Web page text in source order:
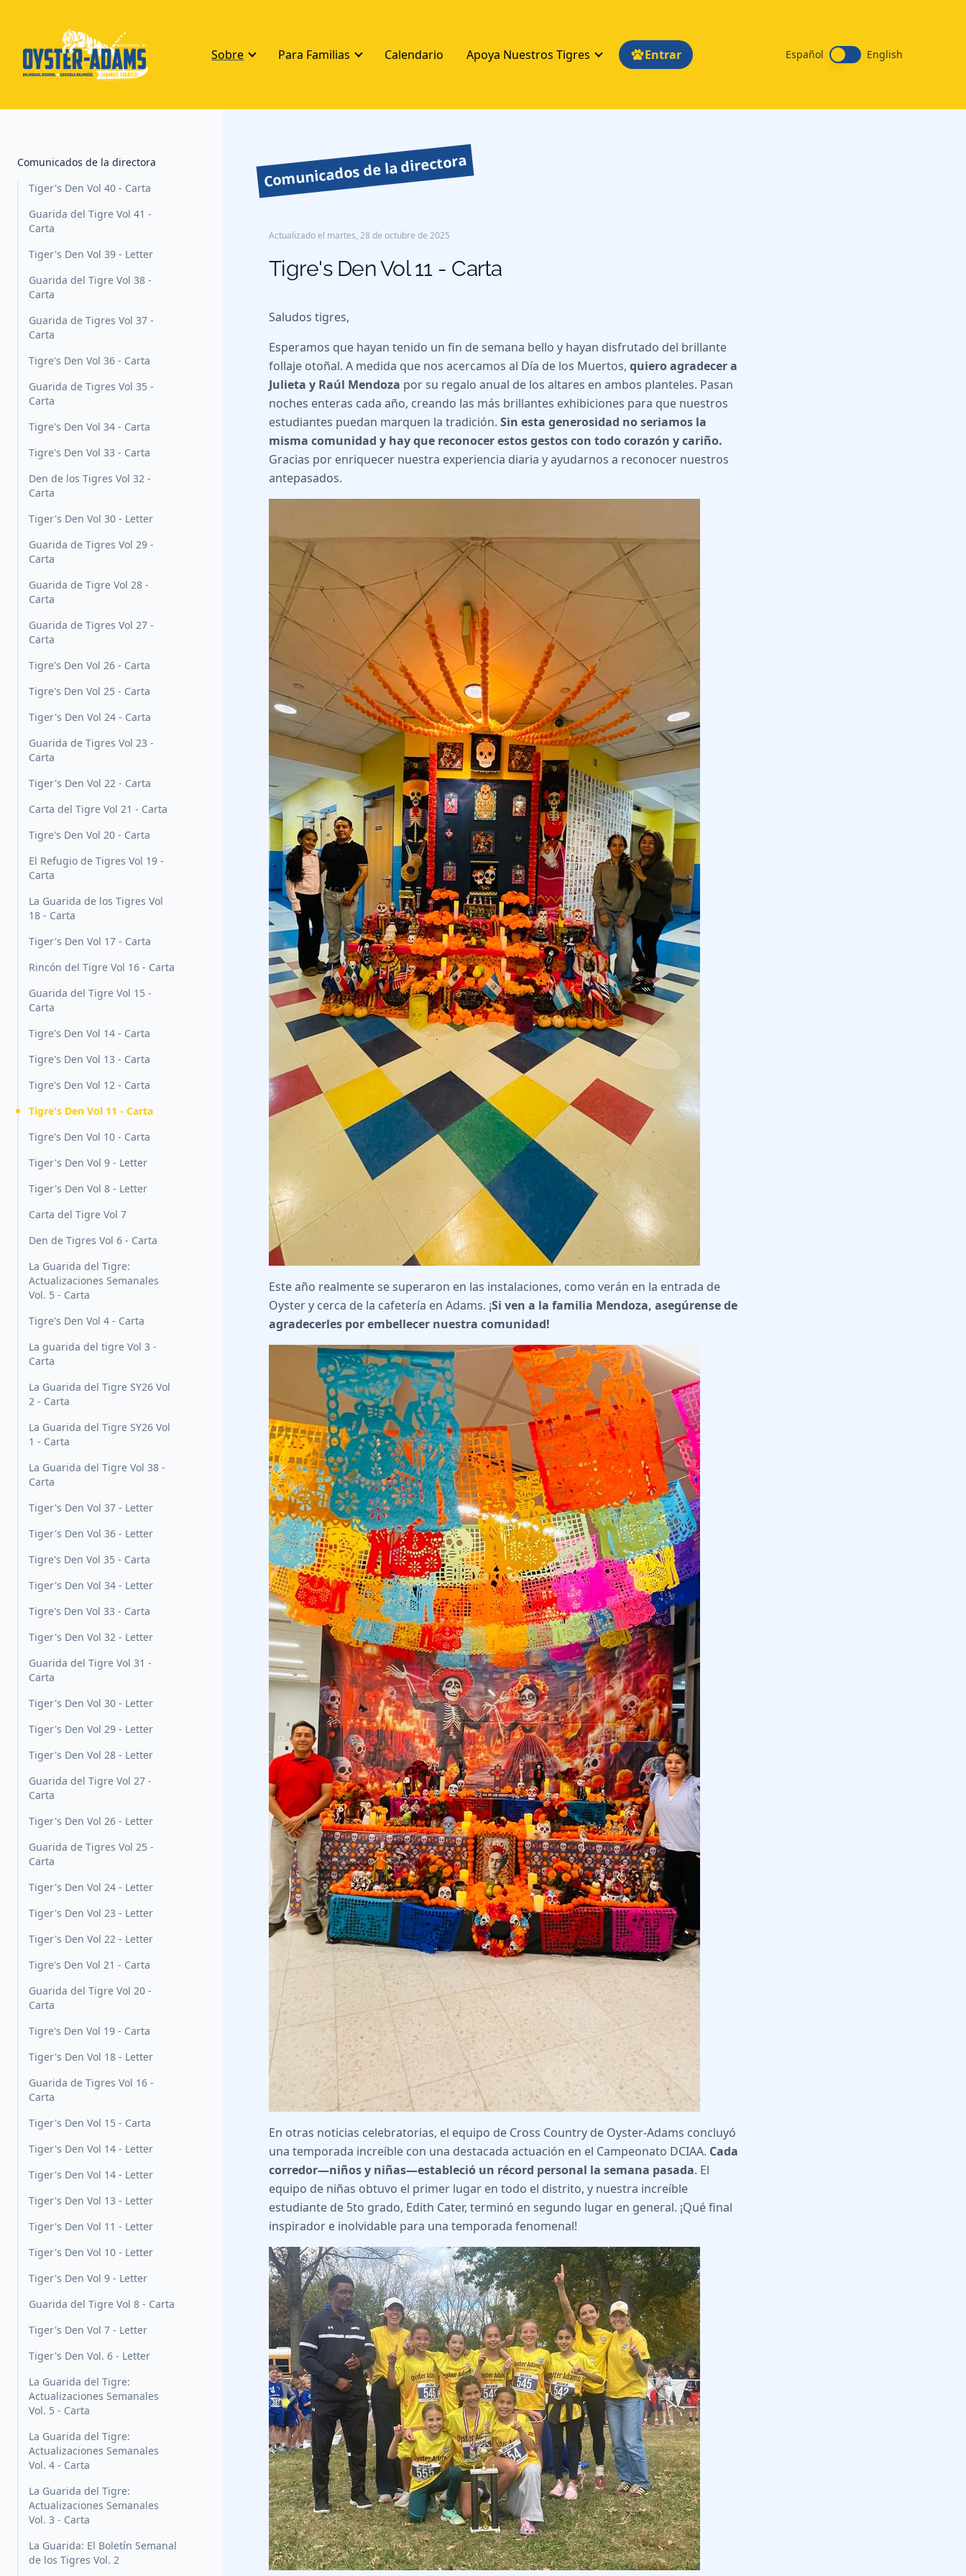
Sobre Para Familias Calendario Apoya Nuestros Tigres Entrar Español English
Comunicados de la directora
Tiger's Den Vol 40 - Carta
Guarida del Tigre Vol 41 -
Carta
Tiger's Den Vol 39 - Letter
Guarida del Tigre Vol 38 -
Carta
Guarida de Tigres Vol 37 -
Carta
Tigre's Den Vol 36 - Carta
Guarida de Tigres Vol 35 -
Carta
Tigre's Den Vol 34 - Carta
Tigre's Den Vol 33 - Carta
Den de los Tigres Vol 32 -
Carta
Tiger's Den Vol 30 - Letter
Guarida de Tigres Vol 29 -
Carta
Guarida de Tigre Vol 28 -
Carta
Guarida de Tigres Vol 27 -
Carta
Tigre's Den Vol 26 - Carta
Tigre's Den Vol 25 - Carta
Tiger's Den Vol 24 - Carta
Guarida de Tigres Vol 23 -
Carta
Tiger's Den Vol 22 - Carta
Carta del Tigre Vol 21 - Carta
Tigre's Den Vol 20 - Carta
El Refugio de Tigres Vol 19 -
Carta
La Guarida de los Tigres Vol
18 - Carta
Tiger's Den Vol 17 - Carta
Rincón del Tigre Vol 16 - Carta
Guarida del Tigre Vol 15 -
Carta
Tigre's Den Vol 14 - Carta
Tigre's Den Vol 13 - Carta
Tigre's Den Vol 12 - Carta
Tigre's Den Vol 11 - Carta
Tigre's Den Vol 10 - Carta
Tiger's Den Vol 9 - Letter
Tiger's Den Vol 8 - Letter
Carta del Tigre Vol 7
Den de Tigres Vol 6 - Carta
La Guarida del Tigre:
Actualizaciones Semanales
Vol. 5 - Carta
Tigre's Den Vol 4 - Carta
La guarida del tigre Vol 3 -
Carta
La Guarida del Tigre SY26 Vol
2 - Carta
La Guarida del Tigre SY26 Vol
1 - Carta
La Guarida del Tigre Vol 38 -
Carta
Tiger's Den Vol 37 - Letter
Tiger's Den Vol 36 - Letter
Tigre's Den Vol 35 - Carta
Tiger's Den Vol 34 - Letter
Tigre's Den Vol 33 - Carta
Tiger's Den Vol 32 - Letter
Guarida del Tigre Vol 31 -
Carta
Tiger's Den Vol 30 - Letter
Tiger's Den Vol 29 - Letter
Tiger's Den Vol 28 - Letter
Guarida del Tigre Vol 27 -
Carta
Tiger's Den Vol 26 - Letter
Guarida de Tigres Vol 25 -
Carta
Tiger's Den Vol 24 - Letter
Tiger's Den Vol 23 - Letter
Tiger's Den Vol 22 - Letter
Tigre's Den Vol 21 - Carta
Guarida del Tigre Vol 20 -
Carta
Tigre's Den Vol 19 - Carta
Tiger's Den Vol 18 - Letter
Guarida de Tigres Vol 16 -
Carta
Tiger's Den Vol 15 - Carta
Tiger's Den Vol 14 - Letter
Tiger's Den Vol 14 - Letter
Tiger's Den Vol 13 - Letter
Tiger's Den Vol 11 - Letter
Tiger's Den Vol 10 - Letter
Tiger's Den Vol 9 - Letter
Guarida del Tigre Vol 8 - Carta
Tiger's Den Vol 7 - Letter
Tiger's Den Vol. 6 - Letter
La Guarida del Tigre:
Actualizaciones Semanales
Vol. 5 - Carta
La Guarida del Tigre:
Actualizaciones Semanales
Vol. 4 - Carta
La Guarida del Tigre:
Actualizaciones Semanales
Vol. 3 - Carta
La Guarida: El Boletín Semanal
de los Tigres Vol. 2
Comunicados de la directora
Actualizado el martes, 28 de octubre de 2025
Tigre's Den Vol 11 - Carta
Saludos tigres,
Esperamos que hayan tenido un fin de semana bello y hayan disfrutado del brillante
follaje otoñal. A medida que nos acercamos al Día de los Muertos, quiero agradecer a
Julieta y Raúl Mendoza por su regalo anual de los altares en ambos planteles. Pasan
noches enteras cada año, creando las más brillantes exhibiciones para que nuestros
estudiantes puedan marquen la tradición. Sin esta generosidad no seriamos la
misma comunidad y hay que reconocer estos gestos con todo corazón y cariño.
Gracias por enriquecer nuestra experiencia diaria y ayudarnos a reconocer nuestros
antepasados.
Este año realmente se superaron en las instalaciones, como verán en la entrada de
Oyster y cerca de la cafetería en Adams. ¡Si ven a la familia Mendoza, asegúrense de
agradecerles por embellecer nuestra comunidad!
En otras noticias celebratorias, el equipo de Cross Country de Oyster-Adams concluyó
una temporada increíble con una destacada actuación en el Campeonato DCIAA. Cada
corredor—niños y niñas—estableció un récord personal la semana pasada. El
equipo de niñas obtuvo el primer lugar en todo el distrito, y nuestra increíble
estudiante de 5to grado, Edith Cater, terminó en segundo lugar en general. ¡Qué final
inspirador e inolvidable para una temporada fenomenal!